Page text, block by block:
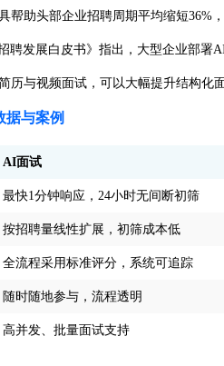
帮助头部企业招聘周期平均缩短36%
发展白皮书》指出，大型企业部署
与视频面试，可以大幅提升结构化
据与案例
AI面试
最快1分钟响应，24小时无间断初筛
按招聘量线性扩展，初筛成本低
全流程采用标准评分，系统可追踪
随时随地参与，流程透明
高并发、批量面试支持